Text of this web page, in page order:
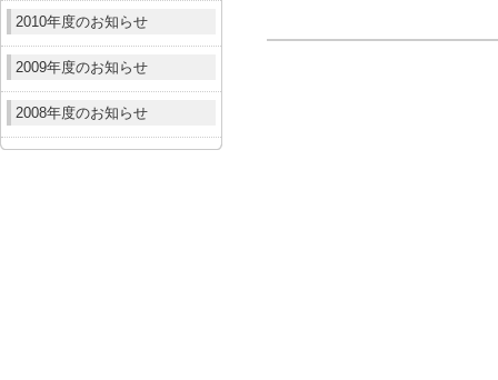
2010年度のお知らせ
2009年度のお知らせ
2008年度のお知らせ